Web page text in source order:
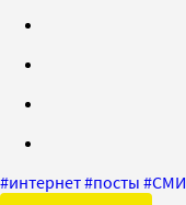
#интернет#посты #СМИ